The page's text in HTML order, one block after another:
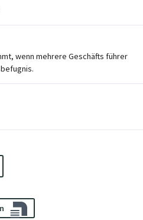
wenn mehrere Geschäfts führer